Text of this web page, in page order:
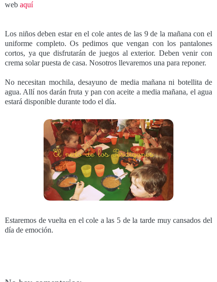
web aquí
Los niños deben estar en el cole antes de las 9 de la mañana con el
uniforme completo. Os pedimos que vengan con los pantalones
cortos, ya que disfrutarán de juegos al exterior. Deben venir con
crema solar puesta de casa. Nosotros llevaremos una para reponer.
No necesitan mochila, desayuno de media mañana ni botellita de
agua. Allí nos darán fruta y pan con aceite a media mañana, el agua
estará disponible durante todo el día.
Estaremos de vuelta en el cole a las 5 de la tarde muy cansados del
día de emoción.